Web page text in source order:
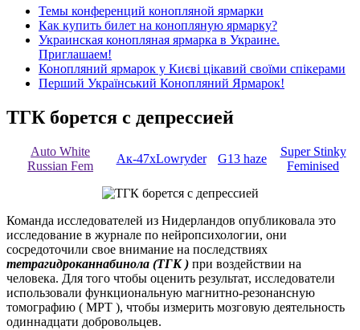
Темы конференций конопляной ярмарки
Как купить билет на конопляную ярмарку?
Украинская конопляная ярмарка в Украине.
Приглашаем!
Конопляний ярмарок у Києві цікавий своїми спікерами
Перший Український Конопляний Ярмарок!
ТГК борется с депрессией
Auto White
Russian Fem
Ак-47хLowryder G13 haze
Super Stinky
Feminised
Команда исследователей из Нидерландов опубликовала это
исследование в журнале по нейропсихологии, они
сосредоточили свое внимание на последствиях
тетрагидроканнабинола (ТГК ) при воздействии на
человека. Для того чтобы оценить результат, исследователи
использовали функциональную магнитно-резонансную
томографию ( МРТ ), чтобы измерить мозговую деятельность
одиннадцати добровольцев.